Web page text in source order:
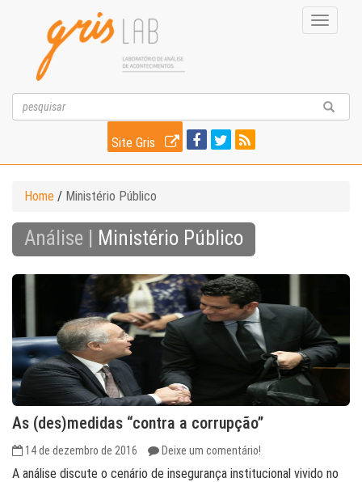
Toggle
Site Gris
Home / Ministério Público
Análise | Ministério Público
As (des)medidas “contra a corrupção”
14 de dezembro de 2016 Deixe um comentário!
A análise discute o cenário de insegurança institucional vivido no